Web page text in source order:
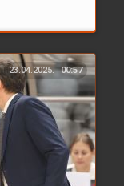
23.04.2025. 00:57